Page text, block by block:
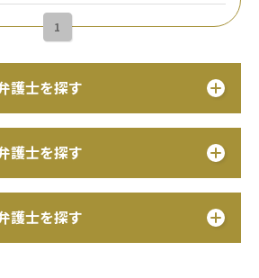
1
護士を探す
護士を探す
護士を探す